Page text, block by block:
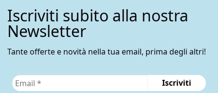
Iscriviti subito alla nostra
Newsletter
Tante offerte e novità nella tua email, prima degli altri!